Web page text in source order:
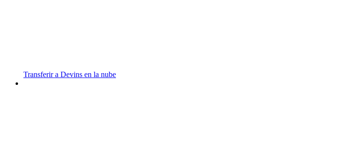
Transferir a Devins en la nube